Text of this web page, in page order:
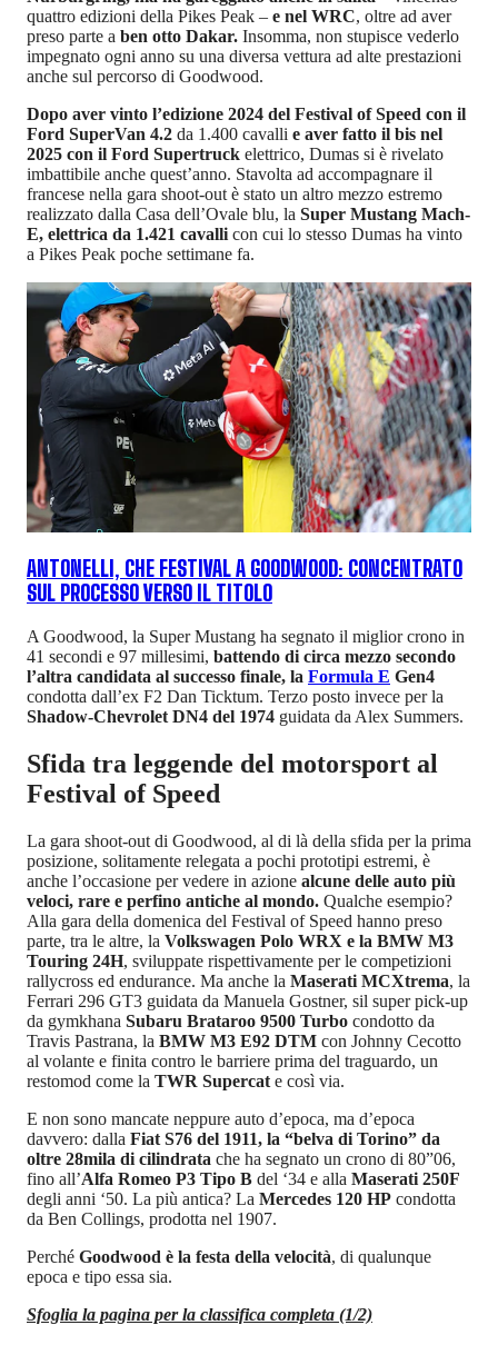
quattro edizioni della Pikes Peak – e nel WRC, oltre ad aver
preso parte a ben otto Dakar. Insomma, non stupisce vederlo
impegnato ogni anno su una diversa vettura ad alte prestazioni
anche sul percorso di Goodwood.
Dopo aver vinto l’edizione 2024 del Festival of Speed con il
Ford SuperVan 4.2 da 1.400 cavalli e aver fatto il bis nel
2025 con il Ford Supertruck elettrico, Dumas si è rivelato
imbattibile anche quest’anno. Stavolta ad accompagnare il
francese nella gara shoot-out è stato un altro mezzo estremo
realizzato dalla Casa dell’Ovale blu, la Super Mustang Mach-
E, elettrica da 1.421 cavalli con cui lo stesso Dumas ha vinto
a Pikes Peak poche settimane fa.
ANTONELLI, CHE FESTIVAL A GOODWOOD: CONCENTRATO
SUL PROCESSO VERSO IL TITOLO
A Goodwood, la Super Mustang ha segnato il miglior crono in
41 secondi e 97 millesimi, battendo di circa mezzo secondo
l’altra candidata al successo finale, la Formula E Gen4
condotta dall’ex F2 Dan Ticktum. Terzo posto invece per la
Shadow-Chevrolet DN4 del 1974 guidata da Alex Summers.
Sfida tra leggende del motorsport al
Festival of Speed
La gara shoot-out di Goodwood, al di là della sfida per la prima
posizione, solitamente relegata a pochi prototipi estremi, è
anche l’occasione per vedere in azione alcune delle auto più
veloci, rare e perfino antiche al mondo. Qualche esempio?
Alla gara della domenica del Festival of Speed hanno preso
parte, tra le altre, la Volkswagen Polo WRX e la BMW M3
Touring 24H, sviluppate rispettivamente per le competizioni
rallycross ed endurance. Ma anche la Maserati MCXtrema, la
Ferrari 296 GT3 guidata da Manuela Gostner, sil super pick-up
da gymkhana Subaru Brataroo 9500 Turbo condotto da
Travis Pastrana, la BMW M3 E92 DTM con Johnny Cecotto
al volante e finita contro le barriere prima del traguardo, un
restomod come la TWR Supercat e così via.
E non sono mancate neppure auto d’epoca, ma d’epoca
davvero: dalla Fiat S76 del 1911, la “belva di Torino” da
oltre 28mila di cilindrata che ha segnato un crono di 80”06,
fino all’Alfa Romeo P3 Tipo B del ‘34 e alla Maserati 250F
degli anni ‘50. La più antica? La Mercedes 120 HP condotta
da Ben Collings, prodotta nel 1907.
Perché Goodwood è la festa della velocità, di qualunque
epoca e tipo essa sia.
Sfoglia la pagina per la classifica completa (1/2)